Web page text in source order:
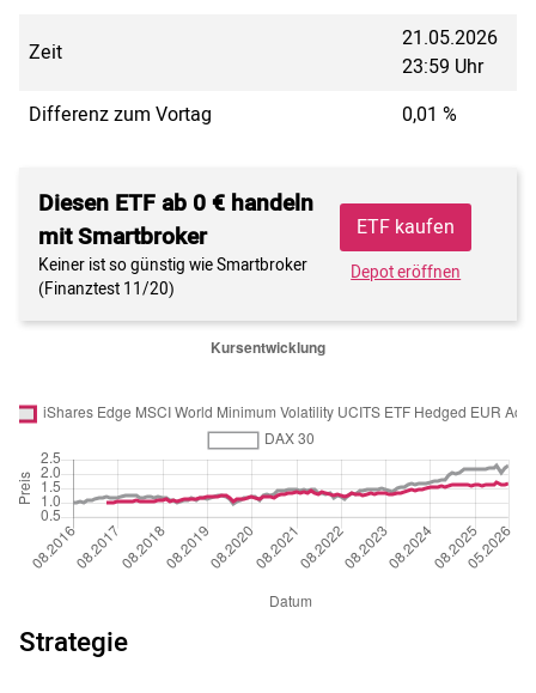
Zeit
21.05.2026
23:59 Uhr
Differenz zum Vortag
0,01 %
Diesen ETF ab 0 € handeln
mit Smartbroker
Keiner ist so günstig wie Smartbroker
(Finanztest 11/20)
ETF kaufen
Depot eröffnen
Strategie